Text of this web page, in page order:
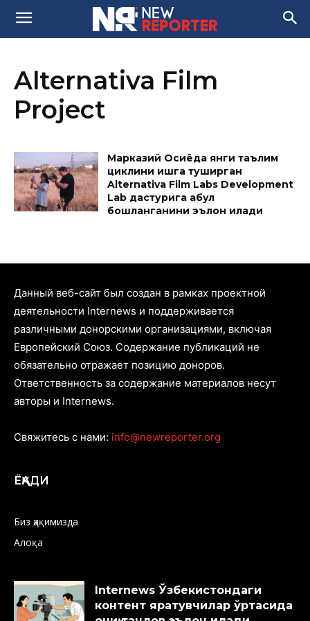
Alternativa Film
Project
Марказий Осиёда янги таълим
циклини ишга туширган
Alternativa Film Labs Development
Lab дастурига қабул
бошланганини эълон қилади
Данный веб-сайт был создан в рамках проектной
деятельности Internews и поддерживается
различными донорскими организациями, включая
Европейский Союз. Содержание публикаций не
обязательно отражает позицию доноров.
Ответственность за содержание материалов несут
авторы и Internews.
Свяжитесь с нами: info@newreporter.org
ЁҚАДИ
Биз ҳақимизда
Алоқа
Internews Ўзбекистондаги
контент яратувчилар ўртасида